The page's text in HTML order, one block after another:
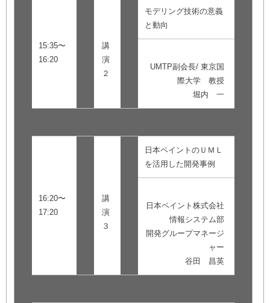
15:35〜
16:20
講
演
２
モデリング技術の意義
と動向
UMTP副会長/ 東京国
際大学 教授
堀内 一
16:20〜
17:20
講
演
３
日本ペイントのＵＭＬ
を活用した開発事例
日本ペイント株式会社
情報システム部
開発グループマネージ
ャー
谷田 昌英